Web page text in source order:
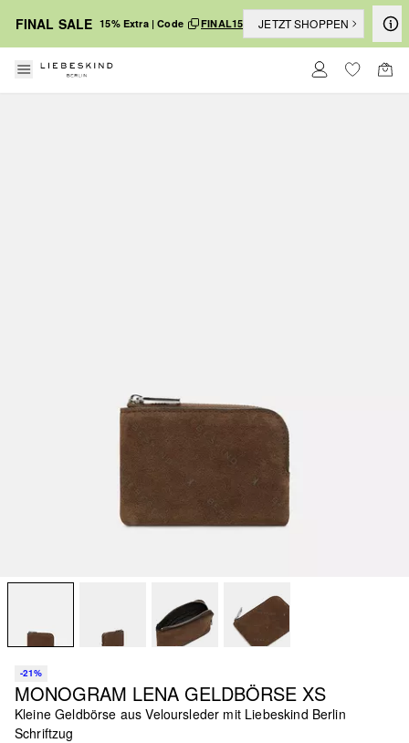
FINAL SALE 15% Extra | Code FINAL15 JETZT SHOPPEN
-21%
MONOGRAM LENA GELDBÖRSE XS
Kleine Geldbörse aus Veloursleder mit Liebeskind Berlin
Schriftzug